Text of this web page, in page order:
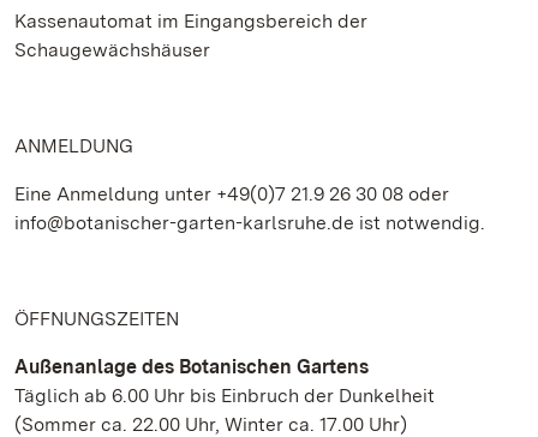
Kassenautomat im Eingangsbereich der
Schaugewächshäuser
ANMELDUNG
Eine Anmeldung unter +49(0)7 21.9 26 30 08 oder
info@botanischer-garten-karlsruhe.de ist notwendig.
ÖFFNUNGSZEITEN
Außenanlage des Botanischen Gartens
Täglich ab 6.00 Uhr bis Einbruch der Dunkelheit
(Sommer ca. 22.00 Uhr, Winter ca. 17.00 Uhr)